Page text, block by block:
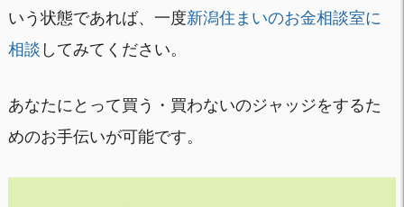
いう状態であれば、一度新潟住まいのお金相談室に
相談 してみてください。
あなたにとって買う・買わないのジャッジをするた
めのお手伝いが可能です。